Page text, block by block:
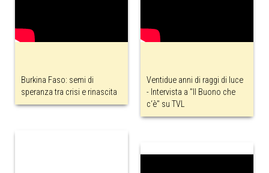
Burkina Faso: semi di
speranza tra crisi e rinascita
Ventidue anni di raggi di luce
- Intervista a "Il Buono che
c‘è" su TVL